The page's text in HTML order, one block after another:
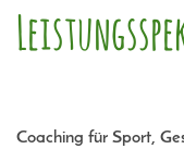
Coaching für Sport,